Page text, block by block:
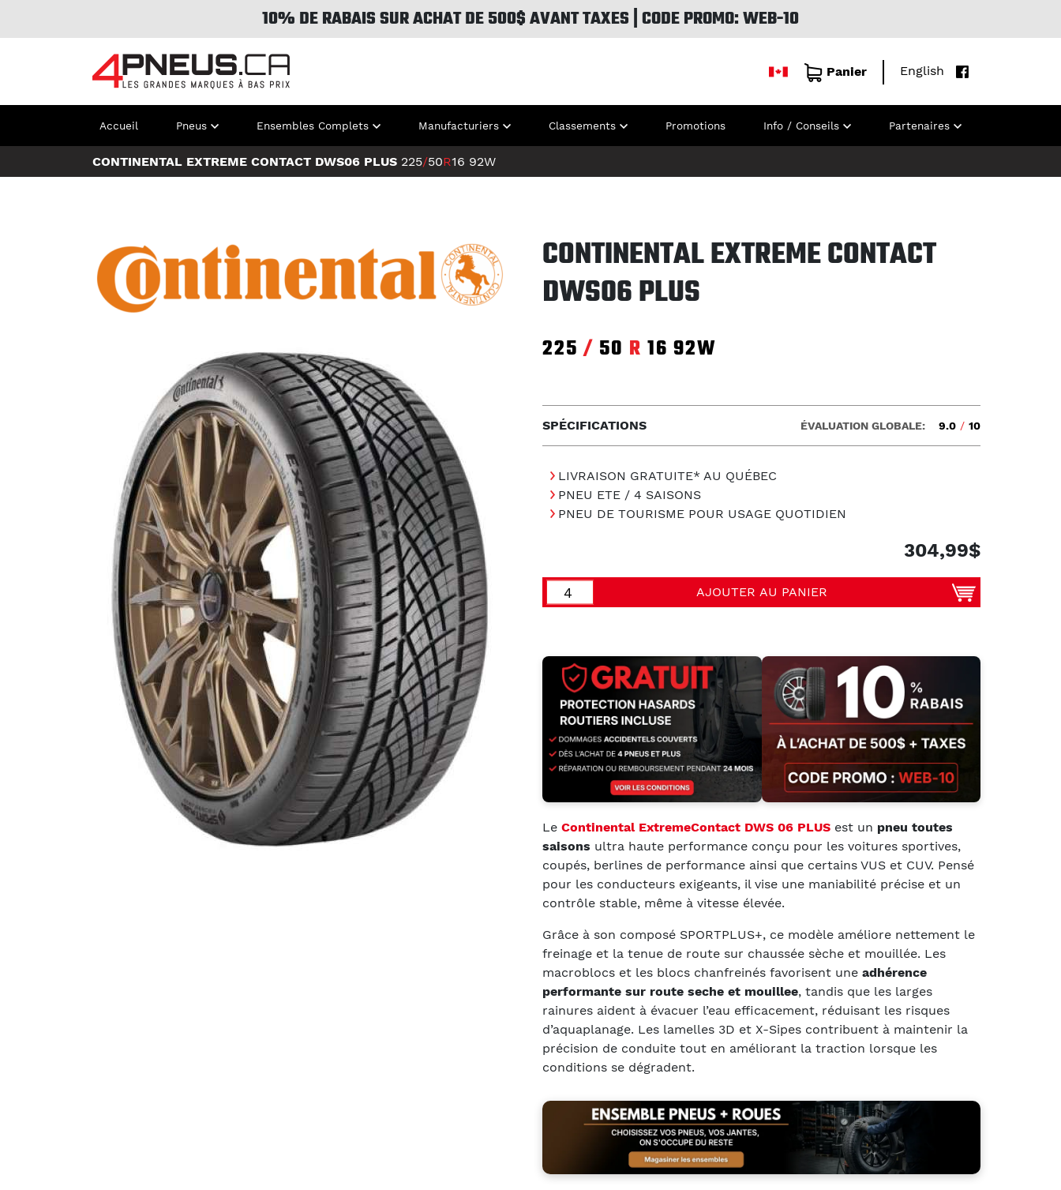
10% DE RABAIS SUR ACHAT DE 500$ AVANT TAXES | CODE PROMO: WEB-10
Panier English
Accueil Pneus Ensembles Complets Manufacturiers Classements Promotions Info / Conseils Partenaires
CONTINENTAL EXTREME CONTACT DWS06 PLUS 225/50R16 92W
CONTINENTAL EXTREME CONTACT
DWS06 PLUS
225 / 50 R 16 92W
SPÉCIFICATIONS ÉVALUATION GLOBALE: 9.0 / 10
LIVRAISON GRATUITE* AU QUÉBEC
PNEU ETE / 4 SAISONS
PNEU DE TOURISME POUR USAGE QUOTIDIEN
304,99$
AJOUTER AU PANIER
Le Continental ExtremeContact DWS 06 PLUS est un pneu toutes
saisons ultra haute performance conçu pour les voitures sportives,
coupés, berlines de performance ainsi que certains VUS et CUV. Pensé
pour les conducteurs exigeants, il vise une maniabilité précise et un
contrôle stable, même à vitesse élevée.
Grâce à son composé SPORTPLUS+, ce modèle améliore nettement le
freinage et la tenue de route sur chaussée sèche et mouillée. Les
macroblocs et les blocs chanfreinés favorisent une adhérence
performante sur route seche et mouillee, tandis que les larges
rainures aident à évacuer l’eau efficacement, réduisant les risques
d’aquaplanage. Les lamelles 3D et X-Sipes contribuent à maintenir la
précision de conduite tout en améliorant la traction lorsque les
conditions se dégradent.